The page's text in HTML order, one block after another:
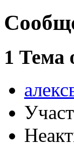
1 Тема